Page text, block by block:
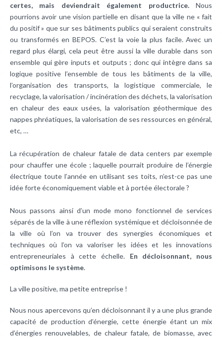
certes, mais deviendrait également productrice.Nous
pourrions avoir une vision partielle en disant que la ville ne « fait
du positif » que sur ses bâtiments publics qui seraient construits
ou transformés en BEPOS. C’est la voie la plus facile. Avec un
regard plus élargi, cela peut être aussi la ville durable dans son
ensemble qui gère inputs et outputs ; donc qui intègre dans sa
logique positive l’ensemble de tous les bâtiments de la ville,
l’organisation des transports, la logistique commerciale, le
recyclage, la valorisation / incinération des déchets, la valorisation
en chaleur des eaux usées, la valorisation géothermique des
nappes phréatiques, la valorisation de ses ressources en général,
etc, …
La récupération de chaleur fatale de data centers par exemple
pour chauffer une école ; laquelle pourrait produire de l’énergie
électrique toute l’année en utilisant ses toits, n’est-ce pas une
idée forte économiquement viable et à portée électorale ?
Nous passons ainsi d’un mode mono fonctionnel de services
séparés de la ville à une réflexion systémique et décloisonnée de
la ville où l’on va trouver des synergies économiques et
techniques où l’on va valoriser les idées et les innovations
entrepreneuriales à cette échelle. En décloisonnant, nous
optimisons le système.
La ville positive, ma petite entreprise !
Nous nous apercevons qu’en décloisonnant il y a une plus grande
capacité de production d’énergie, cette énergie étant un mix
d’énergies renouvelables, de chaleur fatale, de biomasse, avec